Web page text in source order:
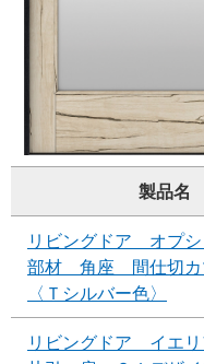
製品名
リビングドア オプシ
部材 角座 間仕切
〈Ｔシルバー色〉
リビングドア イエ